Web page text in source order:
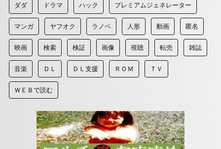
ダダ ドラマ ハック プレミアムジェネレーター
マンガ ヤフオク ラノベ 人形 動画 匿名
映画 検索 検証 画像 視聴 転売 雑誌
音楽 ＤＬ ＤＬ支援 ＲＯＭ ＴＶ
ＷＥＢで読む